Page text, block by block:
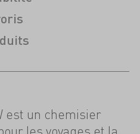
est un chemisier
les voyages et la